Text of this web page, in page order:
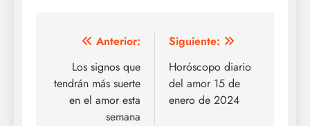
Navegación
entradas
Anterior:
Los signos que
tendrán más suerte
en el amor esta
semana
Siguiente:
Horóscopo diario
del amor 15 de
enero de 2024